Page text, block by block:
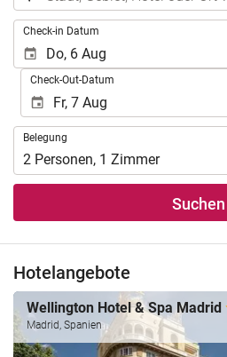
Check-in Datum
Check-Out-Datum
Belegung
Belegung
2 Personen, 1 Zimmer
Suchen
Hotelangebote
Wellington Hotel & Spa Madrid
Madrid, Spanien